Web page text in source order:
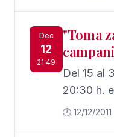
Dec
12
21:49
"Toma
Del 15 al
20:30 h.
🕐 12/12/